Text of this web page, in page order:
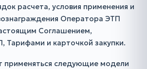
расчета, условия применения и
Оператора ЭТП
Соглашением,
Тарифами и карточкой закупки.
применяться следующие модели